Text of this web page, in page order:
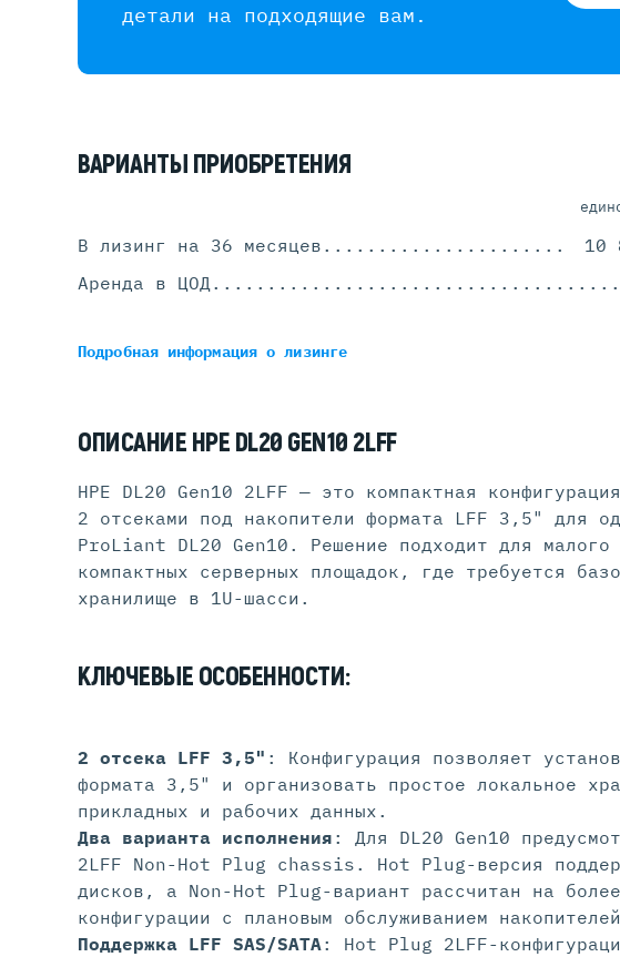
детали на подходящие вам.
ВАРИАНТЫ ПРИОБРЕТЕНИЯ
В лизинг на 36 месяцев 10
Аренда в ЦОД
Подробная информацияо лизинге
ОПИСАНИЕ HPE DL20 GEN10 2LFF
HPE DL20 Gen10 2LFF — это компактная
2 отсеками под накопители формата LFF 3,5" для
ProLiant DL20 Gen10. Решение подходит для
компактных серверных площадок, где требуется
хранилище в 1U-шасси.
КЛЮЧЕВЫЕ ОСОБЕННОСТИ:
2 отсека LFF 3,5" : Конфигурация позволяет
формата 3,5" и организовать простое локальное
прикладных и рабочих данных.
Два варианта исполнения : Для DL20 Gen10
2LFF Non-Hot Plug chassis. Hot Plug-версия
дисков, а Non-Hot Plug-вариант рассчитан на
конфигурации с плановым обслуживанием
Поддержка LFF SAS/SATA: Hot Plug 2LFF-